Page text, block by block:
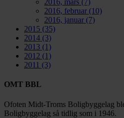
2016, mars (7)
2016, februar (10)
2016, januar (7)
2015 (35)
2014 (3)
2013 (1)
2012 (1)
2011 (3)
OMT BBL
Ofoten Midt-Troms Boligbyggelag
Boligbyggelag så tidlig som i 1946.